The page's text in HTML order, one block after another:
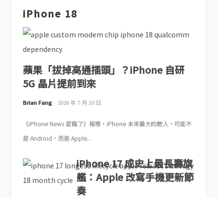
iPhone 18
蘋果「拔掉高通插頭」？iPhone 自研
5G 晶片提前到來
Brian Fang 2026 年 7 月 30 日
《iPhone News 愛瘋了》報導，iPhone 未來最大的敵人，可能不
是 Android，而是 Apple...
iPhone 17 成史上最長壽旗
艦：Apple 改寫手機更新節
奏